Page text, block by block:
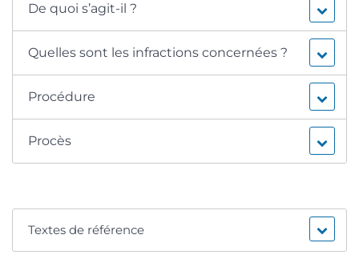
De quoi s’agit-il ?
Quelles sont les infractions concernées ?
Procédure
Procès
Textes de référence